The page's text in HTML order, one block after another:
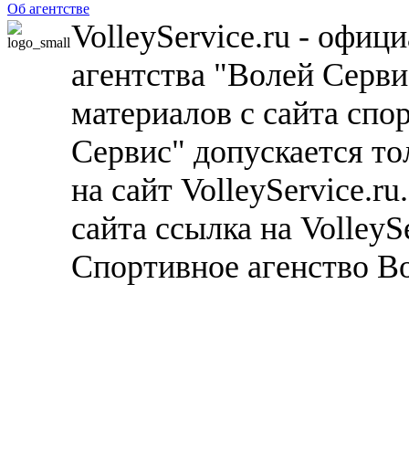
Об агентстве
VolleyService.ru -
агентства "Волей
материалов с сайта
Сервис" допускается
на сайт
сайта ссылка на
Спортивное агенство